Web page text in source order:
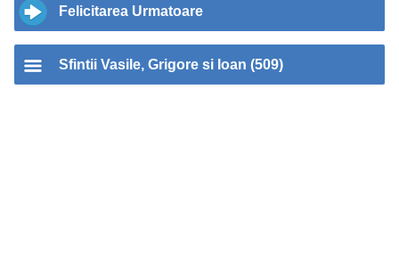
Felicitarea Urmatoare
Sfintii Vasile, Grigore si Ioan (509)